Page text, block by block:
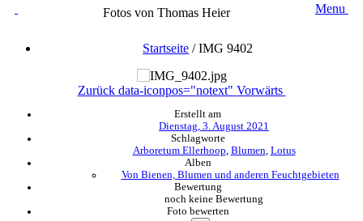
Fotos von Thomas Heier Menu
Startseite /IMG 9402
Zurück data-iconpos="notext" Vorwärts
Erstellt am
Dienstag, 3. August 2021
Schlagworte
Arboretum Ellerhoop Blumen Lotus
Alben
Von Bienen, Blumen und anderen Feuchtgebieten
Bewertung
noch keine Bewertung
Foto bewerten